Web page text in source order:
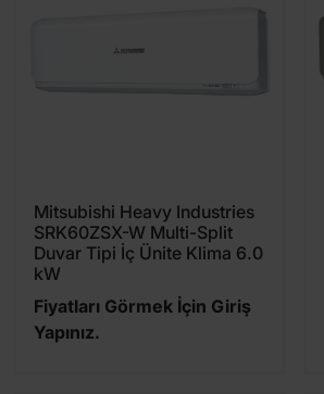
Mitsubishi Heavy Industries
SRK60ZSX-W Multi-Split
Duvar Tipi İç Ünite Klima 6.0
kW
Fiyatları Görmek İçin Giriş
Yapınız.